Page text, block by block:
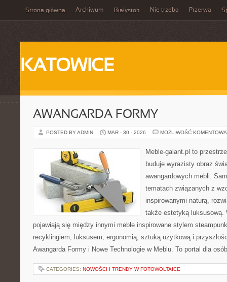
Strona główna Archiwum Białystok Nie trzeba Przerwa
KATOWICE
AWANGARDA FORMY
POSTED BY ADMIN MAR - 30 - 2026 MOŻLIWOŚĆ
Meble-galant.pl to
buduje wyrazisty obraz
awangardowych mebli.
tematach związanych z
inspirowanymi naturą,
także estetyką luksusową.
pojawiają się między innymi meble inspirowane stylem
recyklingiem, luksusem, ergonomią, sztuką użytkową i
Awangarda Formy i Nowe Technologie w Meblu. To portal dla
CATEGORIES: NOWOŚCI I TRENDY W FOTOWOLTAICE